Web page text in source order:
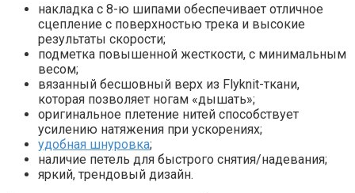
накладка с 8-ю шипами обеспечивает отличное
сцепление с поверхностью трека и высокие
результаты скорости;
подметка повышенной жесткости, с минимальным
весом;
вязанный бесшовный верх из Flyknit-ткани,
которая позволяет ногам «дышать»;
оригинальное плетение нитей способствует
усилению натяжения при ускорениях;
удобная шнуровка;
наличие петель для быстрого снятия/надевания;
яркий, трендовый дизайн.